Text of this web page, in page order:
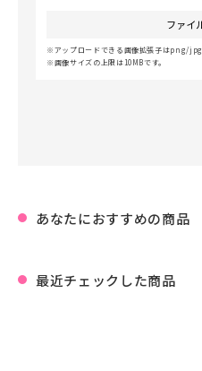
ファイ
アップロードできる画像拡張子はpng/
画像サイズの上限は10MBです。
あなたにおすすめの商品
最近チェックした商品